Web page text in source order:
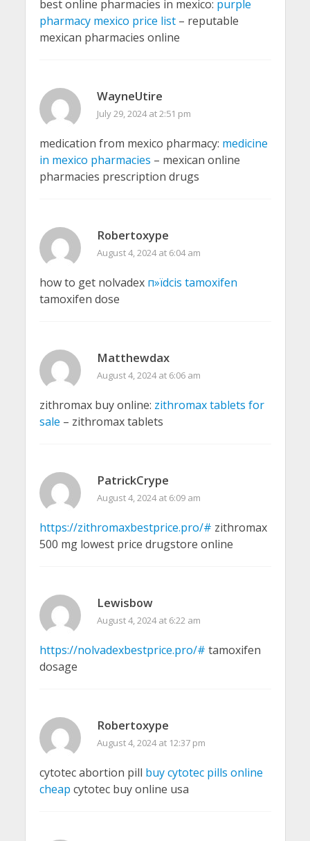
best online pharmacies in mexico: purple
pharmacy mexico price list– reputable
mexican pharmacies online
WayneUtire
July 29, 2024 at 2:51 pm
medication from mexico pharmacy: medicine
in mexico pharmacies – mexican online
pharmacies prescription drugs
Robertoxype
August 4, 2024 at 6:04 am
how to get nolvadex п»їdcis tamoxifen
tamoxifen dose
Matthewdax
August 4, 2024 at 6:06 am
zithromax buy online: zithromax tablets for
sale – zithromax tablets
PatrickCrype
August 4, 2024 at 6:09 am
https://zithromaxbestprice.pro/# zithromax
500 mg lowest price drugstore online
Lewisbow
August 4, 2024 at 6:22 am
https://nolvadexbestprice.pro/# tamoxifen
dosage
Robertoxype
August 4, 2024 at 12:37 pm
cytotec abortion pill buy cytotec pills online
cheap cytotec buy online usa